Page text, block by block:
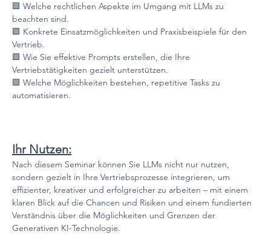
🟪 Welche rechtlichen Aspekte im Umgang mit LLMs zu
beachten sind.
🟪 Konkrete Einsatzmöglichkeiten und Praxisbeispiele für den
Vertrieb.
🟪 Wie Sie effektive Prompts erstellen, die Ihre
Vertriebstätigkeiten gezielt unterstützen.
🟪 Welche Möglichkeiten bestehen, repetitive Tasks zu
automatisieren.
Ihr Nutzen:
Nach diesem Seminar können Sie LLMs nicht nur nutzen,
sondern gezielt in Ihre Vertriebsprozesse integrieren, um
effizienter, kreativer und erfolgreicher zu arbeiten – mit einem
klaren Blick auf die Chancen und Risiken und einem fundierten
Verständnis über die Möglichkeiten und Grenzen der
Generativen KI-Technologie.